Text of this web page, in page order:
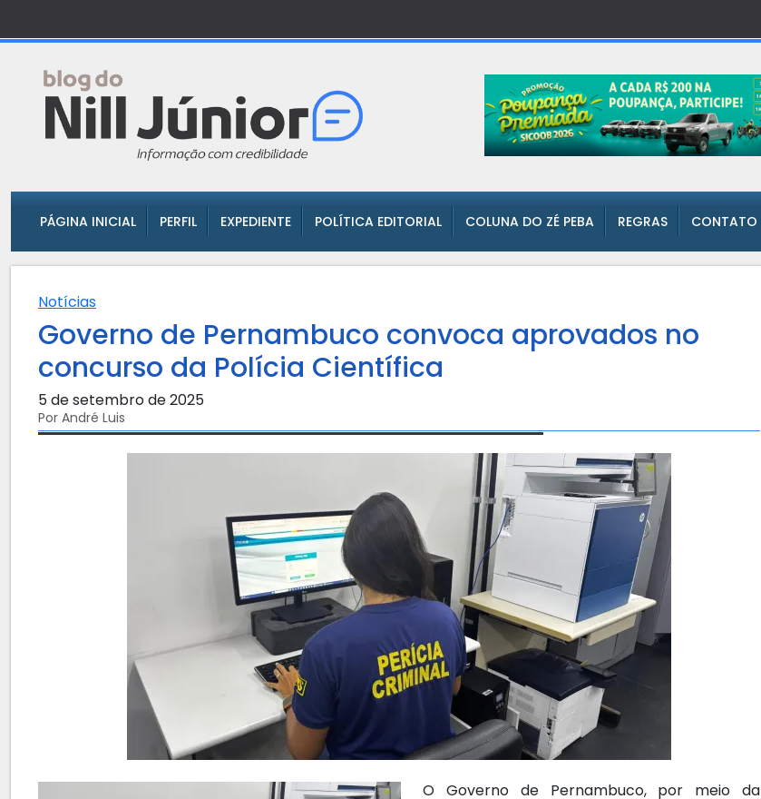
PÁGINA INICIAL PERFIL EXPEDIENTE POLÍTICA EDITORIAL COLUNA DO ZÉ PEBA REGRAS CONTATO
Notícias
Governo de Pernambuco convoca aprovados no
concurso da Polícia Científica
5 de setembro de 2025
Por André Luis
O Governo de Pernambuco, por meio da